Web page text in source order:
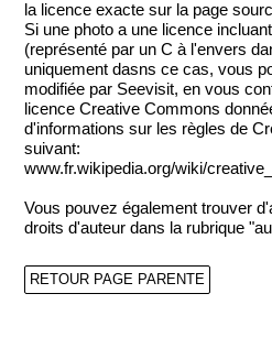
la licence exacte sur la page
Si une photo a une licence
(représenté par un C à l'envers
uniquement dasns ce cas, vous
modifiée par Seevisit, en vous
licence Creative Commons
d'informations sur les règles de
suivant:
www.fr.wikipedia.org/wiki/
Vous pouvez également trouver
droits d'auteur dans la rubrique
RETOUR PAGE PARENTE